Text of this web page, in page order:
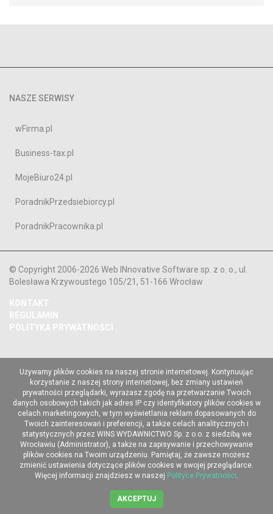
NASZE SERWISY
wFirma.pl
Business-tax.pl
MojeBiuro24.pl
PoradnikPrzedsiebiorcy.pl
PoradnikPracownika.pl
© Copyright 2006-2026 Web INnovative Software sp. z o. o., ul.
Bolesława Krzywoustego 105/21, 51-166 Wrocław
KONTAKT
REGULAMIN
POLITYKA PRYWATNOŚCI
Używamy plików cookies na naszej stronie internetowej. Kontynuując
korzystanie z naszej strony internetowej, bez zmiany ustawień
prywatności przeglądarki, wyrażasz zgodę na przetwarzanie Twoich
danych osobowych takich jak adres IP czy identyfikatory plików cookies w
celach marketingowych, w tym wyświetlania reklam dopasowanych do
Twoich zainteresowań i preferencji, a także celach analitycznych i
statystycznych przez WINS WYDAWNICTWO Sp. z o.o. z siedzibą we
Wrocławiu (Administrator), a także na zapisywanie i przechowywanie
plików cookies na Twoim urządzeniu. Pamiętaj, że zawsze możesz
zmienić ustawienia dotyczące plików cookies w swojej przeglądarce.
Więcej informacji znajdziesz w naszej Polityce Prywatności.
AKCEPTUJ